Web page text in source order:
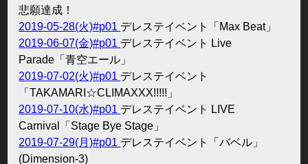
悲願達成！
2019-05-28(火)#p01 デレステイベント「Max Beat」
2019-06-07(金)#p01 デレステイベント Live
Parade「青空エール」
2019-07-02(火)#p01 デレステイベント
「TAKAMARI☆CLIMAXXX!!!!!」
2019-07-10(水)#p01 デレステイベント LIVE
Carnival「Stage Bye Stage」
2019-07-29(月)#p01 デレステイベント「バベル」
(Dimension-3)